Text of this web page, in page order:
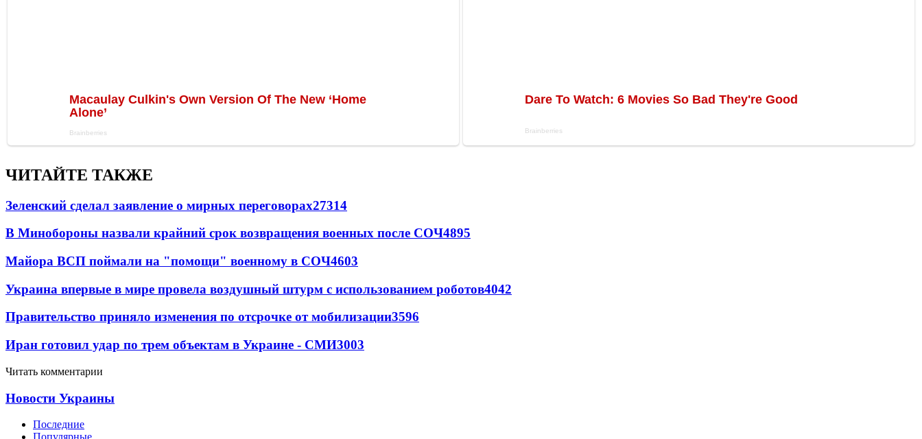
ЧИТАЙТЕ ТАКЖЕ
Зеленский сделал заявление о мирных переговорах27314
В Минобороны назвали крайний срок возвращения военных после СОЧ4895
Майора ВСП поймали на "помощи" военному в СОЧ4603
Украина впервые в мире провела воздушный штурм с использованием роботов4042
Правительство приняло изменения по отсрочке от мобилизации3596
Иран готовил удар по трем объектам в Украине - СМИ3003
Читать комментарии
Новости Украины
Последние